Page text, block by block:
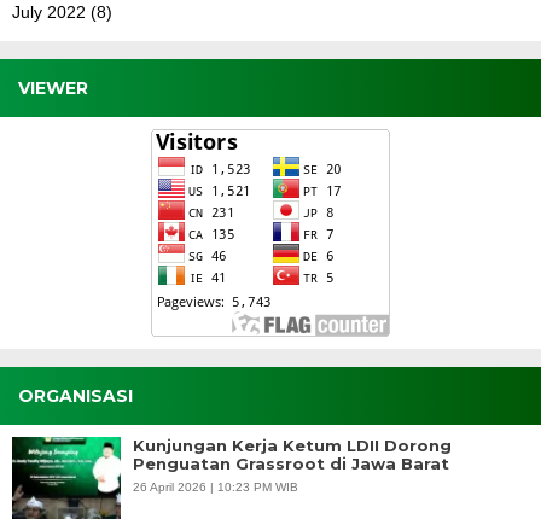
July 2022 (8)
VIEWER
ORGANISASI
Kunjungan Kerja Ketum LDII Dorong
Penguatan Grassroot di Jawa Barat
26 April 2026 | 10:23 PM WIB